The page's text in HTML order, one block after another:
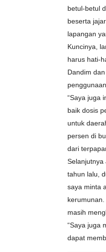
betul-betul
beserta
lapangan
Kuncinya,
harus hati-
Dandim
“Saya juga
baik dosis
untuk
persen di
dari
Selanjutnya
tahun lalu,
saya minta
masih
“Saya juga
dapat